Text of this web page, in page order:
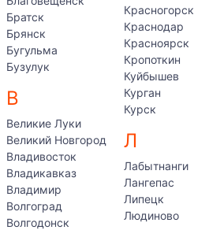
Братск
Брянск
Бугульма
Бузулук
В
Великие Луки
Великий Новгород
Владивосток
Владикавказ
Владимир
Волгоград
Волгодонск
Красногорск
Краснодар
Красноярск
Кропоткин
Куйбышев
Курган
Курск
Л
Лабытнанги
Лангепас
Липецк
Людиново